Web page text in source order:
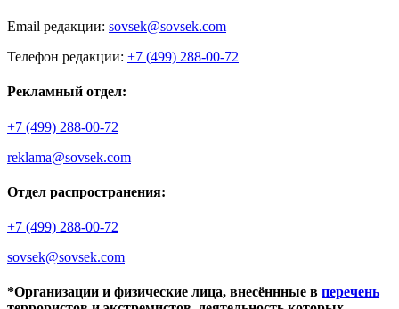
Email редакции: sovsek@sovsek.com
Телефон редакции: +7 (499) 288-00-72
Рекламный отдел:
+7 (499) 288-00-72
reklama@sovsek.com
Отдел распространения:
+7 (499) 288-00-72
sovsek@sovsek.com
*Организации и физические лица, внесённные в перечень